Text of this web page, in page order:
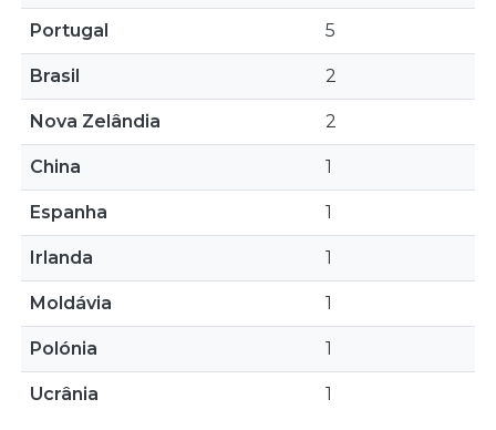
Portugal 5
Brasil 2
Nova Zelândia 2
China 1
Espanha 1
Irlanda 1
Moldávia 1
Polónia 1
Ucrânia 1